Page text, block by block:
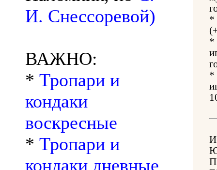
И. Снессоревой)
ВАЖНО:
* Тропари и
кондаки
воскресные
* Тропари и
кондаки дневные
*
*
*